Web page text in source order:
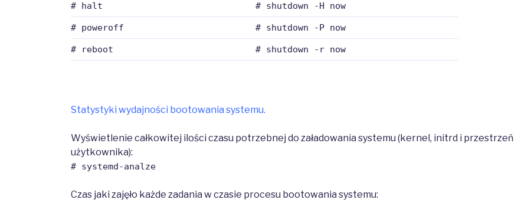
# halt # shutdown -H now
# poweroff # shutdown -P now
# reboot # shutdown -r now
Statystyki wydajności bootowania systemu.
Wyświetlenie całkowitej ilości czasu potrzebnej do załadowania systemu (kernel, initrd i przestrzeń
użytkownika):
# systemd-analze
Czas jaki zajęło każde zadania w czasie procesu bootowania systemu: